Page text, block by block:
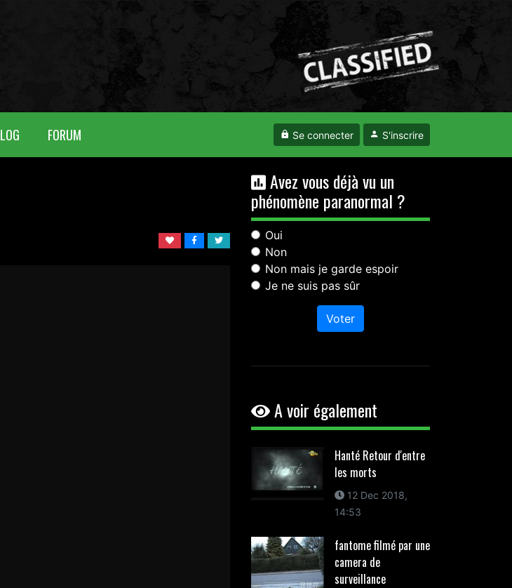
FORUM Se connecter S'inscrire
Avez vous déjà vu un
phénomène paranormal ?
Oui
Non
Non mais je garde espoir
Je ne suis pas sûr
Voter
A voir également
Hanté Retour d'entre
les morts
12 Dec 2018,
14:53
fantome filmé par une
camera de
surveillance